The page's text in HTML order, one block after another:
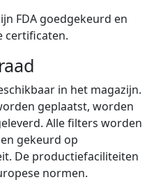
FDA goedgekeurd en
certificaten.
in het magazijn.
geplaatst, worden
Alle filters worden
gekeurd op
De productiefaciliteiten
normen.